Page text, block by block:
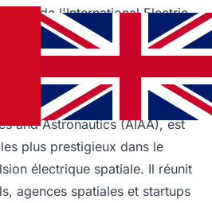
de l'International Electric
(IEPC), organisée à l'Imperial
de la capitale britannique.
co-parrainé par l'American
and Astronautics (AIAA), est
plus prestigieux dans le
électrique spatiale. Il réunit
agences spatiales et startups